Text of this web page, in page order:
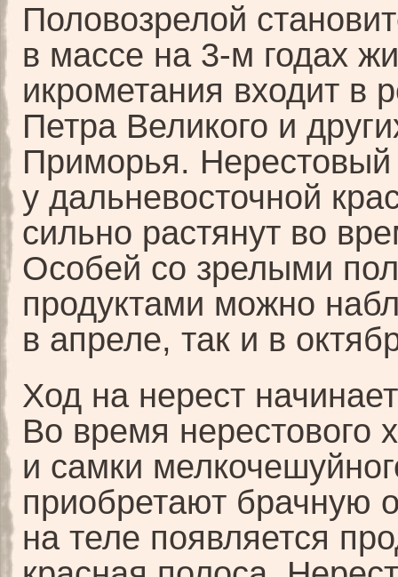
Половозрелой
в массе на 3-м годах
икрометания входит в
Петра Великого и
Приморья. Нерестовый
у дальневосточной
сильно растянут во
Особей со зрелыми
продуктами можно
в апреле, так и в
Ход на нерест
Во время нерестового
и самки
приобретают брачную
на теле появляется